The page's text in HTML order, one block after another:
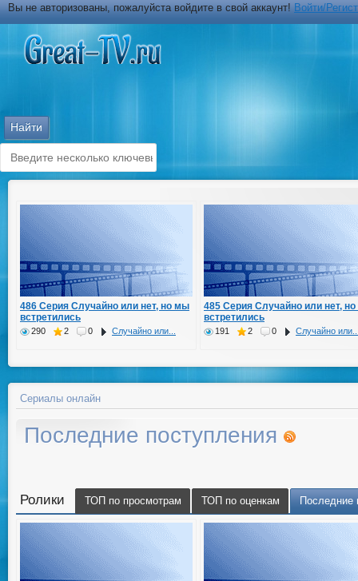
Вы не авторизованы, пожалуйста войдите в свой аккаунт!Войти/
486 Серия Случайно или нет, но мы
встретились
290 2 0 Случайно или...
485 Серия Случайно или нет,
встретились
191 2 0 Случайно
Сериалы онлайн
Последние поступления
Ролики ТОП по просмотрам ТОП по оценкам Последние